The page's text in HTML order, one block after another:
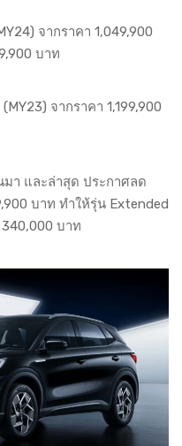
จากราคา 1,049,900
บาท
จากราคา 1,199,900
มา และล่าสุด ประกาศลด
บาท ทำให้รุ่น Extended
340,000 บาท